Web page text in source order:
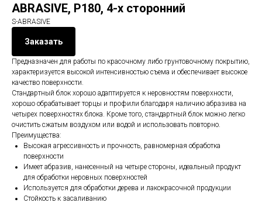
ABRASIVE, P180, 4-х сторонний
S-ABRASIVE
Заказать
Предназначен для работы по красочному либо грунтовочному покрытию,
характеризуется высокой интенсивностью съема и обеспечивает высокое
качество поверхности.
Стандартный блок хорошо адаптируется к неровностям поверхности,
хорошо обрабатывает торцы и профили благодаря наличию абразива на
четырех поверхностях блока. Кроме того, стандартный блок можно легко
очистить сжатым воздухом или водой и использовать повторно.
Преимущества:
Высокая агрессивность и прочность, равномерная обработка
поверхности
Имеет абразив, нанесенный на четыре стороны, идеальный продукт
для обработки неровных поверхностей
Используется для обработки дерева и лакокрасочной продукции
Стойкость к засаливанию